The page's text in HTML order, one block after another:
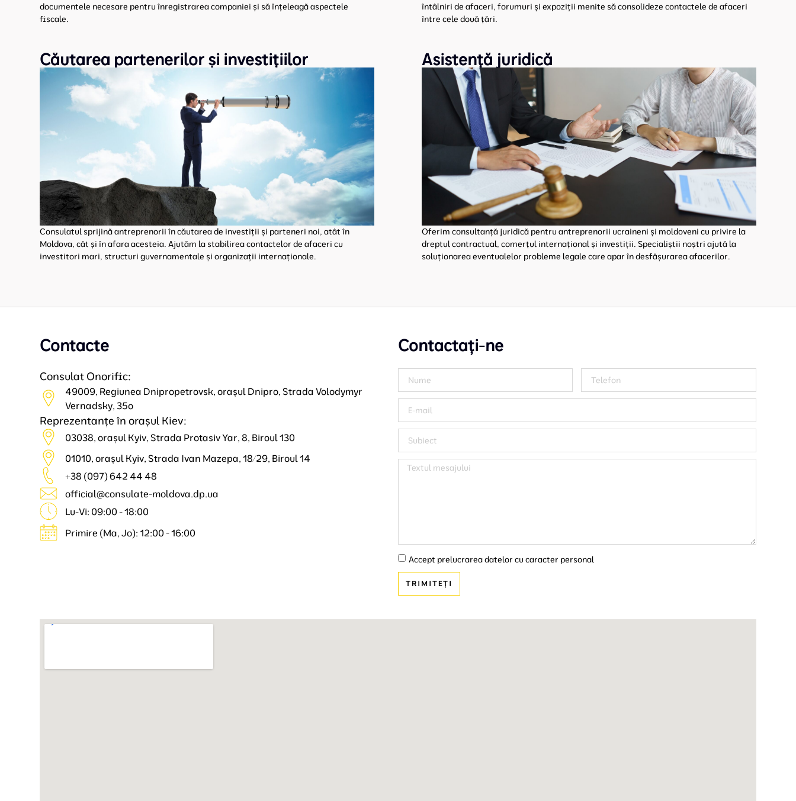
documentele necesare pentru înregistrarea companiei și să înțeleagă aspectele
fiscale.
întâlniri de afaceri, forumuri și expoziții menite să consolideze contactele de afaceri
între cele două țări.
Căutarea partenerilor și investițiilor
Consulatul sprijină antreprenorii în căutarea de investiții și parteneri noi, atât în
Moldova, cât și în afara acesteia. Ajutăm la stabilirea contactelor de afaceri cu
investitori mari, structuri guvernamentale și organizații internaționale.
Asistență juridică
Oferim consultanță juridică pentru antreprenorii ucraineni și moldoveni cu privire la
dreptul contractual, comerțul internațional și investiții. Specialiștii noștri ajută la
soluționarea eventualelor probleme legale care apar în desfășurarea afacerilor.
Contacte
Consulat Onorific:
49009, Regiunea Dnipropetrovsk, orașul Dnipro, Strada Volodymyr
Vernadsky, 35o
Reprezentanțe în orașul Kiev:
03038, orașul Kyiv, Strada Protasiv Yar, 8, Biroul 130
01010, orașul Kyiv, Strada Ivan Mazepa, 18/29, Biroul 14
+38 (097) 642 44 48
official@consulate-moldova.dp.ua
Lu-Vi: 09:00 - 18:00
Primire (Ma, Jo): 12:00 - 16:00
Contactați-ne
Accept prelucrarea datelor cu caracter personal
TRIMITEȚI